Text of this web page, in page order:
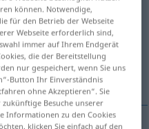
anklicken/antippen)
können. Notwendige,
für den Betrieb der Webseite
Webseite erforderlich sind,
immer auf Ihrem Endgerät
die der Bereitstellung
nur gespeichert, wenn Sie uns
Button Ihr Einverständnis
ohne Akzeptieren“. Sie
Besuche unserer
Informationen zu den Cookies
klicken Sie einfach auf den